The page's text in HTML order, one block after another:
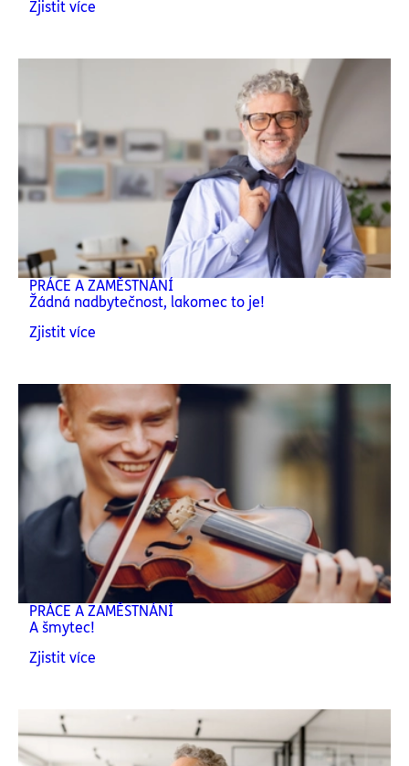
Zjistit více
PRÁCE A ZAMĚSTNÁNÍ
Žádná nadbytečnost, lakomec to je!
Zjistit více
PRÁCE A ZAMĚSTNÁNÍ
A šmytec!
Zjistit více